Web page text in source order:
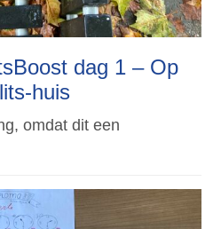
dag 1 – Op
huis
omdat dit een